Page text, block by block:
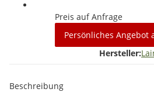
Preis auf Anfrage
Persönliches Angebot
Hersteller:
Beschreibung